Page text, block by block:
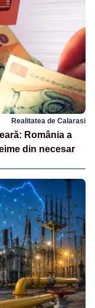
Realitatea de Calarasi
România a
din necesar